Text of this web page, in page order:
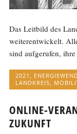
Das Leitbild des
weiterentwickelt.
sind aufgerufen,
2021,
LANDKREIS,
ONLINE-
ZUKUNFT